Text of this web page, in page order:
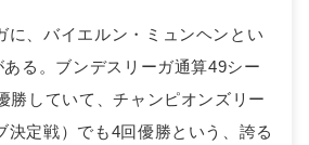
に、バイエルン・ミュンヘンとい
ある。ブンデスリーガ通算49シー
勝していて、チャンピオンズリー
決定戦）でも4回優勝という、誇る